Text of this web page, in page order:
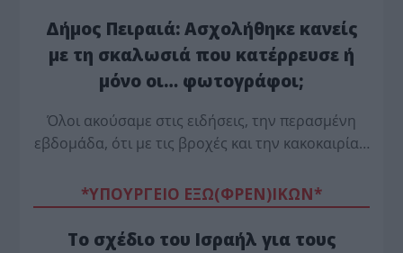
Δήμος Πειραιά: Ασχολήθηκε κανείς
με τη σκαλωσιά που κατέρρευσε ή
μόνο οι… φωτογράφοι;
Όλοι ακούσαμε στις ειδήσεις, την περασμένη
εβδομάδα, ότι με τις βροχές και την κακοκαιρία…
*ΥΠΟΥΡΓΕΙΟ ΕΞΩ(ΦΡΕΝ)ΙΚΩΝ*
Το σχέδιο του Ισραήλ για τους